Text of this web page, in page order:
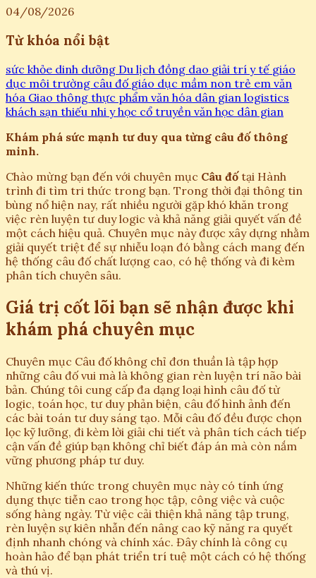
04/08/2026
Từ khóa nổi bật
sức khỏe dinh dưỡng Du lịch đồng dao giải trí y tế giáo
dục môi trường câu đố giáo dục mầm non trẻ em văn
hóa Giao thông thực phẩm văn hóa dân gian logistics
khách sạn thiếu nhi y học cổ truyền văn học dân gian
Khám phá sức mạnh tư duy qua từng câu đố thông
minh.
Chào mừng bạn đến với chuyên mục Câu đốtại Hành
trình đi tìm tri thức trong bạn. Trong thời đại thông tin
bùng nổ hiện nay, rất nhiều người gặp khó khăn trong
việc rèn luyện tư duy logic và khả năng giải quyết vấn đề
một cách hiệu quả. Chuyên mục này được xây dựng nhằm
giải quyết triệt để sự nhiễu loạn đó bằng cách mang đến
hệ thống câu đố chất lượng cao, có hệ thống và đi kèm
phân tích chuyên sâu.
Giá trị cốt lõi bạn sẽ nhận được khi
khám phá chuyên mục
Chuyên mục Câu đố không chỉ đơn thuần là tập hợp
những câu đố vui mà là không gian rèn luyện trí não bài
bản. Chúng tôi cung cấp đa dạng loại hình câu đố từ
logic, toán học, tư duy phản biện, câu đố hình ảnh đến
các bài toán tư duy sáng tạo. Mỗi câu đố đều được chọn
lọc kỹ lưỡng, đi kèm lời giải chi tiết và phân tích cách tiếp
cận vấn đề giúp bạn không chỉ biết đáp án mà còn nắm
vững phương pháp tư duy.
Những kiến thức trong chuyên mục này có tính ứng
dụng thực tiễn cao trong học tập, công việc và cuộc
sống hàng ngày. Từ việc cải thiện khả năng tập trung,
rèn luyện sự kiên nhẫn đến nâng cao kỹ năng ra quyết
định nhanh chóng và chính xác. Đây chính là công cụ
hoàn hảo để bạn phát triển trí tuệ một cách có hệ thống
và thú vị.